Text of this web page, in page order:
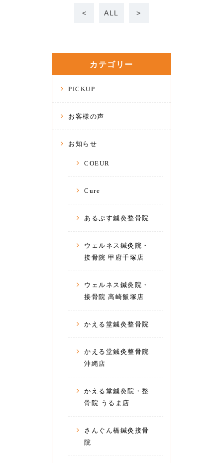
< ALL >
カテゴリー
PICKUP
お客様の声
お知らせ
COEUR
Cure
あるぷす鍼灸整骨院
ウェルネス鍼灸院・
接骨院 甲府千塚店
ウェルネス鍼灸院・
接骨院 高崎飯塚店
かえる堂鍼灸整骨院
かえる堂鍼灸整骨院
沖縄店
かえる堂鍼灸院・整
骨院 うるま店
さんぐん橋鍼灸接骨
院